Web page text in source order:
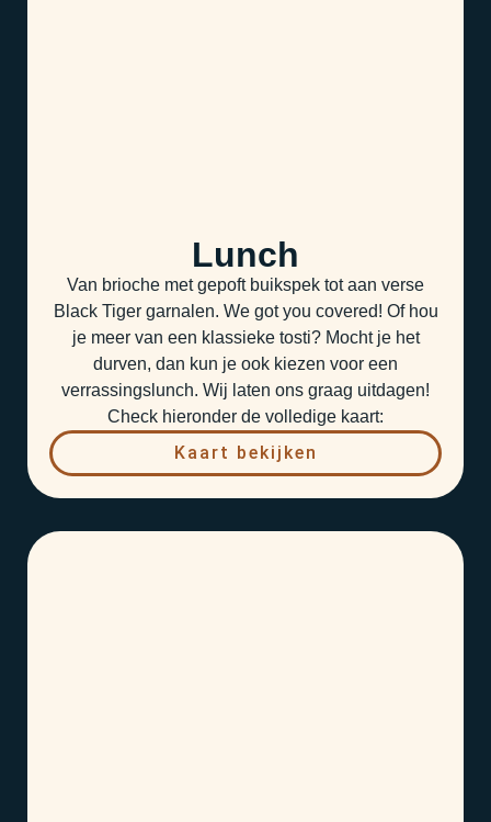
Lunch
Van brioche met gepoft buikspek tot aan verse
Black Tiger garnalen. We got you covered! Of hou
je meer van een klassieke tosti? Mocht je het
durven, dan kun je ook kiezen voor een
verrassingslunch. Wij laten ons graag uitdagen!
Check hieronder de volledige kaart:
Kaart bekijken